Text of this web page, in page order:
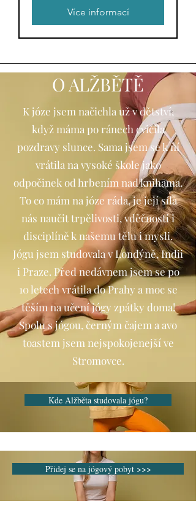
Více informací
O ALŽBĚTĚ
K józe jsem načichla už v dětství,
když máma po ránech cvičila
pozdravy slunce. Sama jsem se k ní
vrátila na vysoké škole jako
odpočinek od hrbením nad knihama.
To co mám na józe ráda, je její síla
nás naučit trpělivosti, vděčnosti i
disciplíně k našemu tělu i mysli.
Jógu jsem studovala v Londýně, Indii
i Praze. Před nedávnem jsem se po
10 letech vrátila do Prahy a moc se
těším na učení jógy zpátky doma!
Spolu s jógou, černým čajem a avo
toastem jsem nejspokojenejší ve
Stromovce.
Kde Alžběta studovala jógu?
Přidej se na jógový pobyt >>>